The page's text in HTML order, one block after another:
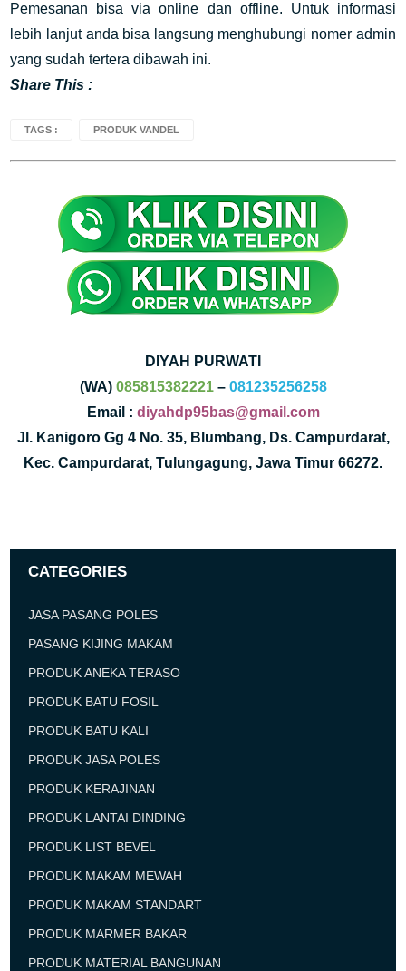
Pemesanan bisa via online dan offline. Untuk informasi
lebih lanjut anda bisa langsung menghubungi nomer admin
yang sudah tertera dibawah ini.
Share This :
TAGS : PRODUK VANDEL
DIYAH PURWATI
(WA) 085815382221– 081235256258
Email : diyahdp95bas@gmail.com
Jl. Kanigoro Gg 4 No. 35, Blumbang, Ds. Campurdarat,
Kec. Campurdarat, Tulungagung, Jawa Timur 66272.
CATEGORIES
JASA PASANG POLES
PASANG KIJING MAKAM
PRODUK ANEKA TERASO
PRODUK BATU FOSIL
PRODUK BATU KALI
PRODUK JASA POLES
PRODUK KERAJINAN
PRODUK LANTAI DINDING
PRODUK LIST BEVEL
PRODUK MAKAM MEWAH
PRODUK MAKAM STANDART
PRODUK MARMER BAKAR
PRODUK MATERIAL BANGUNAN